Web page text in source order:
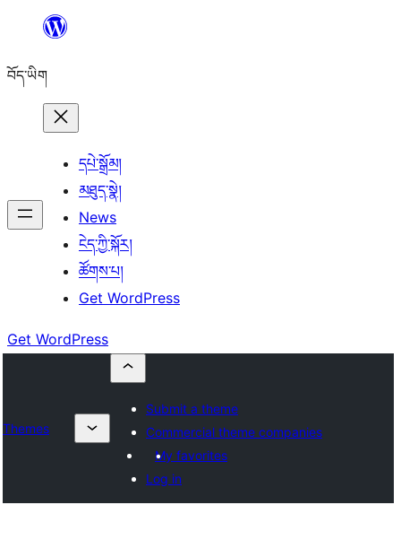
content
བོད་ཡིག
དཔེ་སྒྲོམ།
མཐུད་སྣེ།
News
ངེད་ཀྱི་སྐོར།
ཚོགས་པ།
Get WordPress
Get WordPress
Themes
Submit a theme
Commercial theme companies
My favorites
Log in